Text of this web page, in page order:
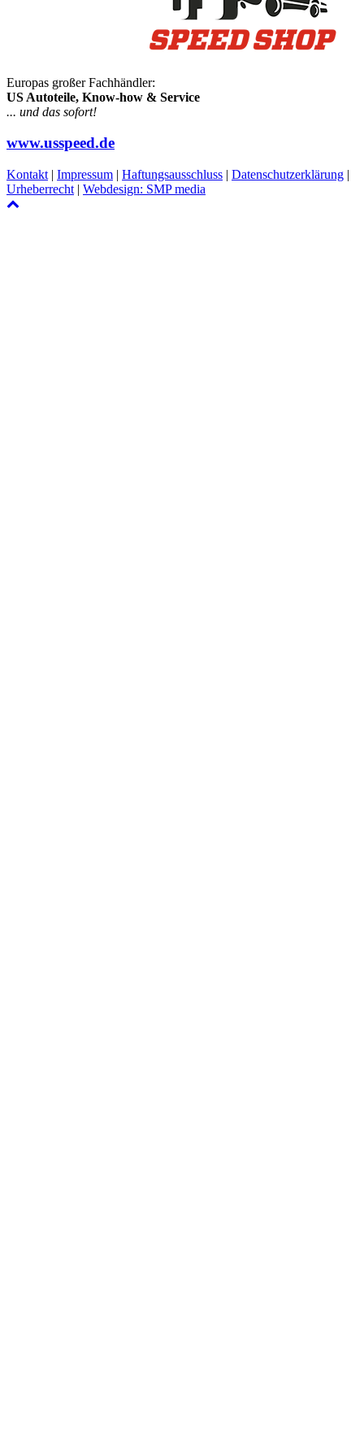
Europas großer Fachhändler:
US Autoteile, Know-how & Service
... und das sofort!
www.usspeed.de
Kontakt | Impressum | Haftungsausschluss | Datenschutzerklärung |
Urheberrecht | Webdesign: SMP media